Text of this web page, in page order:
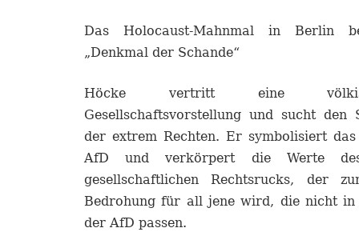
Das Holocaust-Mahnmal in Berlin
„Denkmal der Schande“
Höcke vertritt eine völkisch-
Gesellschaftsvorstellung und sucht den
der extrem Rechten. Er symbolisiert
AfD und verkörpert die Werte des
gesellschaftlichen Rechtsrucks, der
Bedrohung für all jene wird, die nicht in
der AfD passen.